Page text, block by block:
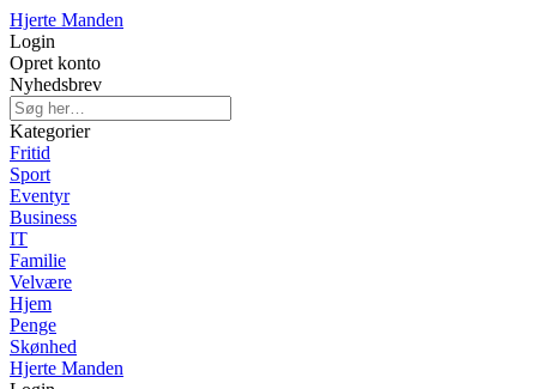
Hjerte Manden
Login
Opret konto
Nyhedsbrev
Kategorier
Fritid
Sport
Eventyr
Business
IT
Familie
Velvære
Hjem
Penge
Skønhed
Hjerte Manden